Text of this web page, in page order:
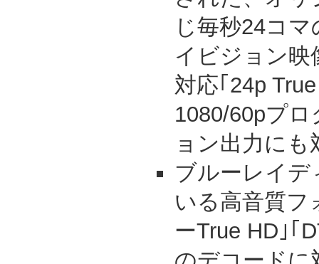
じ毎秒24コ
イビジョン映
対応｢24p
1080/60pプ
ョン出力にも
ブルーレイデ
いる高音質フ
ーTrue HD｣｢